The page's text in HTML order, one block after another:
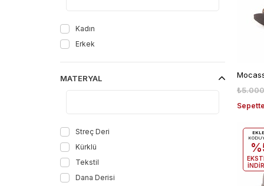
Siyah Acma
Lame
Sıyah Prada
Mavi
Fuşya Piton
Turkuaz Piton
Orange Piton
Kadın
Erkek
MATERYAL
Streç Deri
Kürklü
Tekstil
Dana Derisi